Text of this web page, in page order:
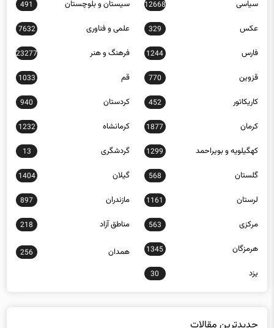
سیاسی 12668 سیستان و بلوچستان 491
عکس 329 علمی و فناوری 7632
فارس 1244 فرهنگ و هنر 23277
قزوین 770 قم 1033
کاریکاتور 452 کردستان 940
کرمان 1877 کرمانشاه 1232
کهگیلویه و بویراحمد 1299 گردشگری 13
گلستان 568 گیلان 1404
لرستان 1161 مازندران 897
مرکزی 563 مناطق آزاد 218
هرمزگان 1345 همدان 256
یزد 30